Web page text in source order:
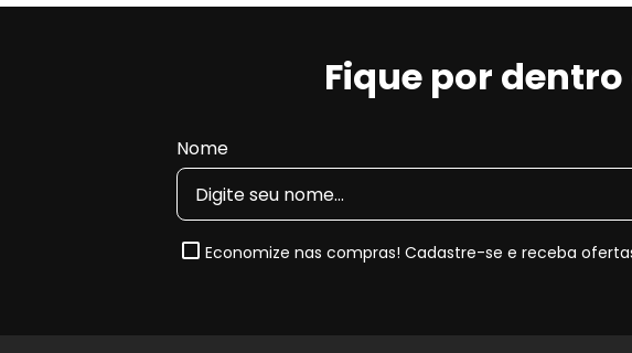
Fique por
Nome
Economize nas compras! Cadastre-se e receba